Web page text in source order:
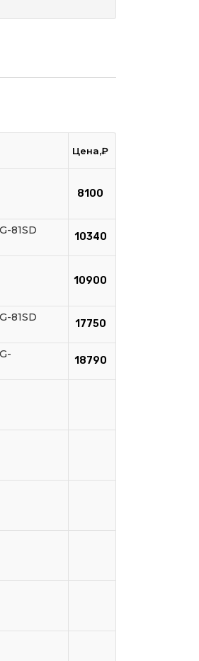
Цена,₽
8100
81SD
10340
10900
81SD
17750
18790